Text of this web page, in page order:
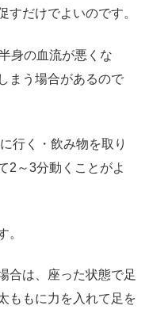
すだけでよいのです。
身の血流が悪くな
まう場合があるので
行く・飲み物を取り
2～3分動くことがよ
。
合は、座った状態で足
ももに力を入れて足を